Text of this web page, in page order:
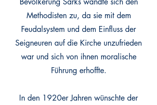
Methodisten zu, da sie mit dem
Feudalsystem und dem Einfluss der
Seigneuren auf die Kirche unzufrieden
war und sich von ihnen moralische
Führung erhoffte.
In den 1920er Jahren wünschte der